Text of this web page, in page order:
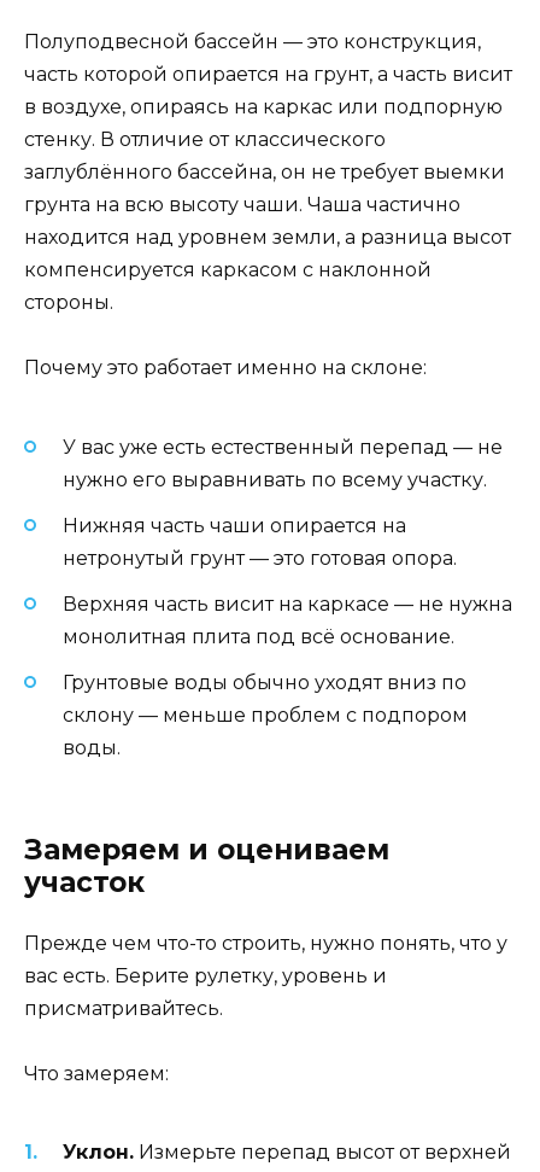
Полуподвесной бассейн — это конструкция,
часть которой опирается на грунт, а часть висит
в воздухе, опираясь на каркас или подпорную
стенку. В отличие от классического
заглублённого бассейна, он не требует выемки
грунта на всю высоту чаши. Чаша частично
находится над уровнем земли, а разница высот
компенсируется каркасом с наклонной
стороны.
Почему это работает именно на склоне:
У вас уже есть естественный перепад — не
нужно его выравнивать по всему участку.
Нижняя часть чаши опирается на
нетронутый грунт — это готовая опора.
Верхняя часть висит на каркасе — не нужна
монолитная плита под всё основание.
Грунтовые воды обычно уходят вниз по
склону — меньше проблем с подпором
воды.
Замеряем и оцениваем
участок
Прежде чем что-то строить, нужно понять, что у
вас есть. Берите рулетку, уровень и
присматривайтесь.
Что замеряем:
Уклон. Измерьте перепад высот от верхней